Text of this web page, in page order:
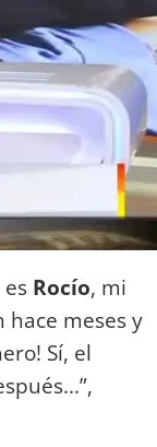
Rocío, mi
hace meses y
Sí, el